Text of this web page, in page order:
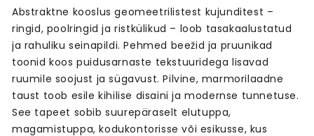
Abstraktne kooslus geomeetrilistest kujunditest –
ringid, poolringid ja ristkülikud – loob tasakaalustatud
ja rahuliku seinapildi. Pehmed beežid ja pruunikad
toonid koos puidusarnaste tekstuuridega lisavad
ruumile soojust ja sügavust. Pilvine, marmorilaadne
taust toob esile kihilise disaini ja modernse tunnetuse.
See tapeet sobib suurepäraselt elutuppa,
magamistuppa, kodukontorisse või esikusse, kus